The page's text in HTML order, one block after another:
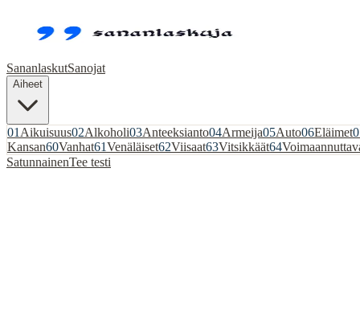
SananlaskutSanojat
Aiheet
01 Aikuisuus02Alkoholi03Anteeksianto04Armeija05Auto06Eläimet
Kansan60Vanhat61Venäläiset62Viisaat63Vitsikkäät64
SatunnainenTee testi